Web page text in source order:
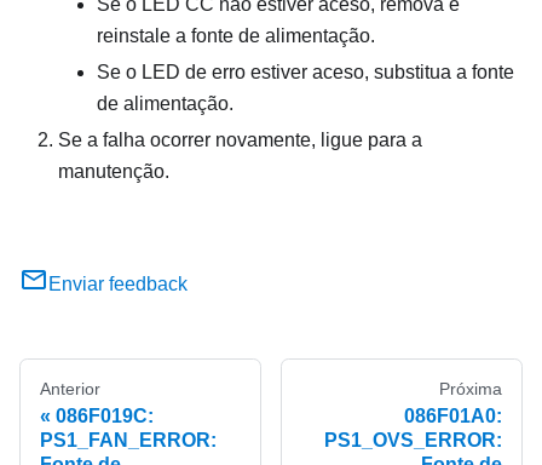
Se o LED CC não estiver aceso, remova e
reinstale a fonte de alimentação.
Se o LED de erro estiver aceso, substitua a fonte
de alimentação.
Se a falha ocorrer novamente, ligue para a
manutenção.
Enviar feedback
Anterior
086F019C:
PS1_FAN_ERROR:
Próxima
086F01A0:
PS1_OVS_ERROR: